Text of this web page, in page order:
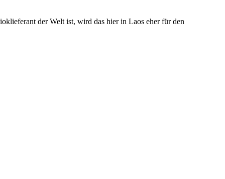
der Welt ist, wird das hier in Laos eher für den